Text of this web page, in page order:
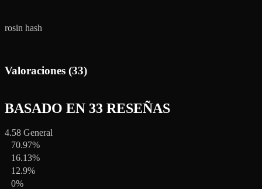
rosin hash
Valoraciones (33)
BASADO EN 33 RESEÑAS
4.58 General
70.97%
16.13%
12.9%
0%